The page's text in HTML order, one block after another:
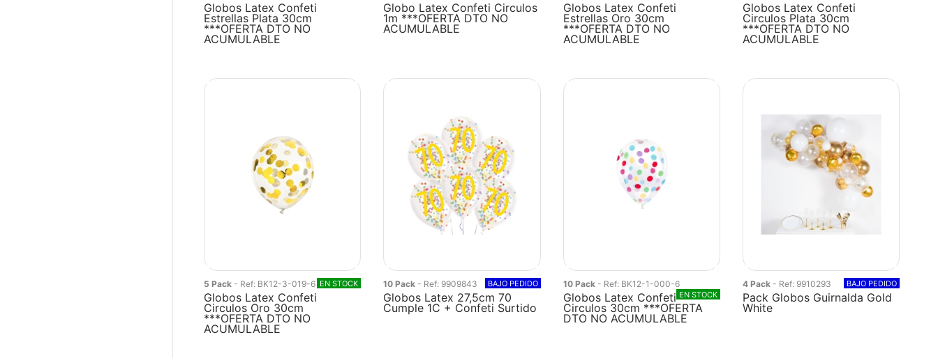
Globos Latex Confeti
Estrellas Plata 30cm
***OFERTA DTO NO
ACUMULABLE
Globo Latex Confeti Circulos
1m ***OFERTA DTO NO
ACUMULABLE
Globos Latex Confeti
Estrellas Oro 30cm
***OFERTA DTO NO
ACUMULABLE
Globos Latex Confeti
Circulos Plata 30cm
***OFERTA DTO NO
ACUMULABLE
5 Pack - Ref: BK12-3-019-6 EN STOCK
Globos Latex Confeti
Circulos Oro 30cm
***OFERTA DTO NO
ACUMULABLE
10 Pack - Ref: 9909843 BAJO PEDIDO
Globos Latex 27,5cm 70
Cumple 1C + Confeti Surtido
10 Pack - Ref: BK12-1-000-6
EN STOCK
Globos Latex Confeti
Circulos 30cm ***OFERTA
DTO NO ACUMULABLE
4 Pack - Ref: 9910293 BAJO PEDIDO
Pack Globos Guirnalda Gold
White